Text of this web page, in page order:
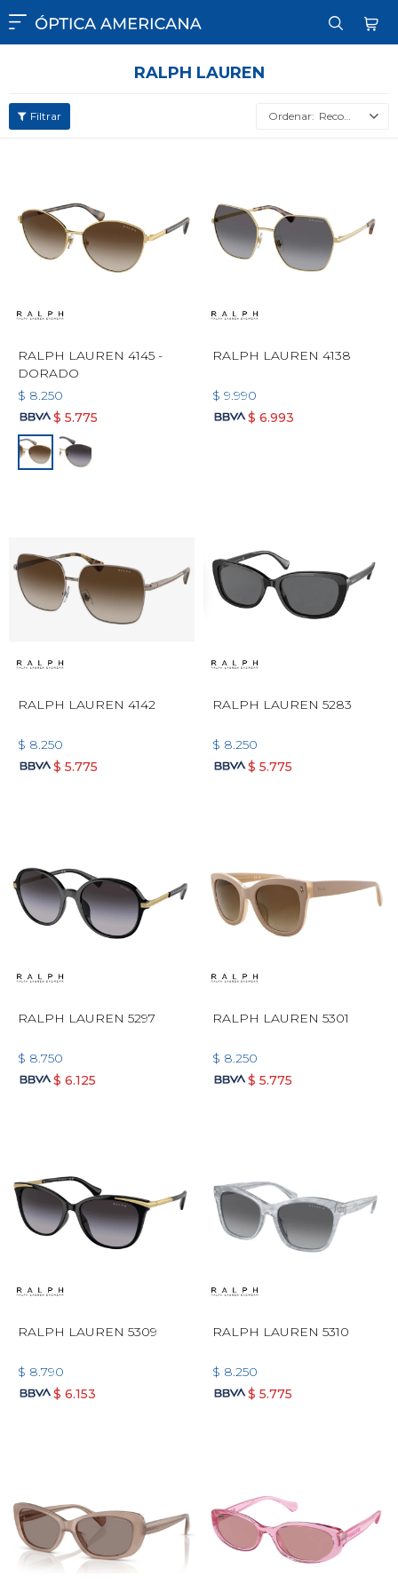

RALPH LAUREN
Recomendados
RALPH LAUREN 4145 -
DORADO
$ 8.250
$ 5.775
RALPH LAUREN 4138
$ 9.990
$ 6.993
RALPH LAUREN 4142
$ 8.250
$ 5.775
RALPH LAUREN 5283
$ 8.250
$ 5.775
RALPH LAUREN 5297
$ 8.750
$ 6.125
RALPH LAUREN 5301
$ 8.250
$ 5.775
RALPH LAUREN 5309
$ 8.790
$ 6.153
RALPH LAUREN 5310
$ 8.250
$ 5.775